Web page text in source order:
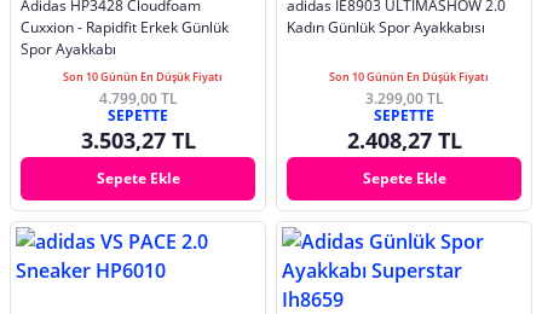
Adidas HP3428 Cloudfoam
Cuxxion - Rapidfit Erkek Günlük
Spor Ayakkabı
Son 10 Günün En Düşük Fiyatı
4.799,00 TL
SEPETTE
3.503,27 TL
Sepete Ekle
adidas IE8903 ULTIMASHOW 2.0
Kadın Günlük Spor Ayakkabısı
Son 10 Günün En Düşük Fiyatı
3.299,00 TL
SEPETTE
2.408,27 TL
Sepete Ekle